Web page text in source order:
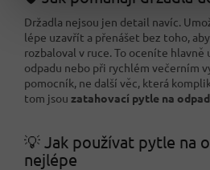
Držadla nejsou jen detail navíc.
lépe uzavřít a přenášet bez toho,
rozbaloval v ruce. To oceníte hlavně
odpadu nebo při rychlém večerním
pomocník, ne další věc, která
tom jsou zatahovací pytle na
💡 Jak používat pytle na
nejlépe